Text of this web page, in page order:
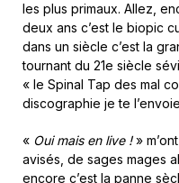
les plus primaux. Allez,
deux ans c’est le biopic
dans un siècle c’est la
tournant du 21e siècle
« le Spinal Tap des mal
discographie je te
« Oui mais en live !»
avisés, de sages mages
encore c’est la panne